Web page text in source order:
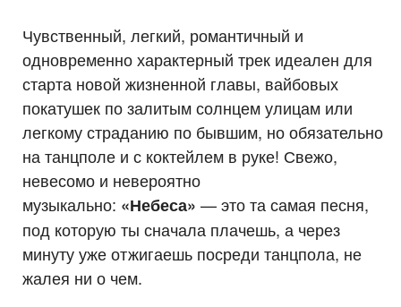
Чувственный, легкий, романтичный и
одновременно характерный трек идеален для
старта новой жизненной главы, вайбовых
покатушек по залитым солнцем улицам или
легкому страданию по бывшим, но обязательно
на танцполе и с коктейлем в руке! Свежо,
невесомо и невероятно
музыкально: «Небеса» — это та самая песня,
под которую ты сначала плачешь, а через
минуту уже отжигаешь посреди танцпола, не
жалея ни о чем.